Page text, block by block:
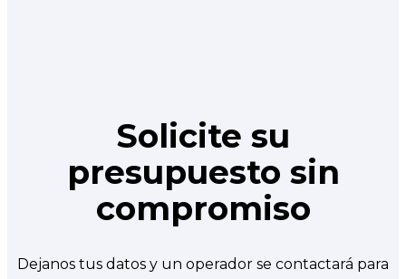
Solicite su
presupuesto sin
compromiso
Dejanos tus datos y un operador se contactará para